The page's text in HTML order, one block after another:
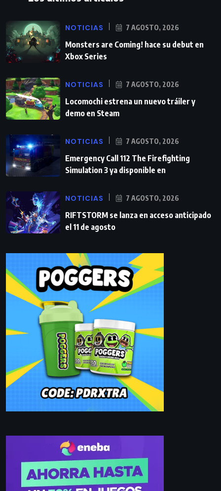
NOTICIAS 7 AGOSTO, 2026
Monsters are Coming! hace su debut en
Xbox Series
NOTICIAS 7 AGOSTO, 2026
Locomochi estrena un nuevo tráiler y
demo en Steam
NOTICIAS 7 AGOSTO, 2026
Emergency Call 112 The Firefighting
Simulation 3 ya disponible en
NOTICIAS 7 AGOSTO, 2026
RIFTSTORM se lanza en acceso anticipado
el 11 de agosto